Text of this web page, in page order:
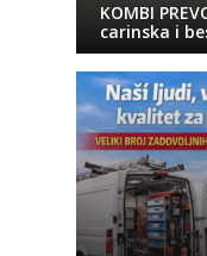
KOMBI
carinska i